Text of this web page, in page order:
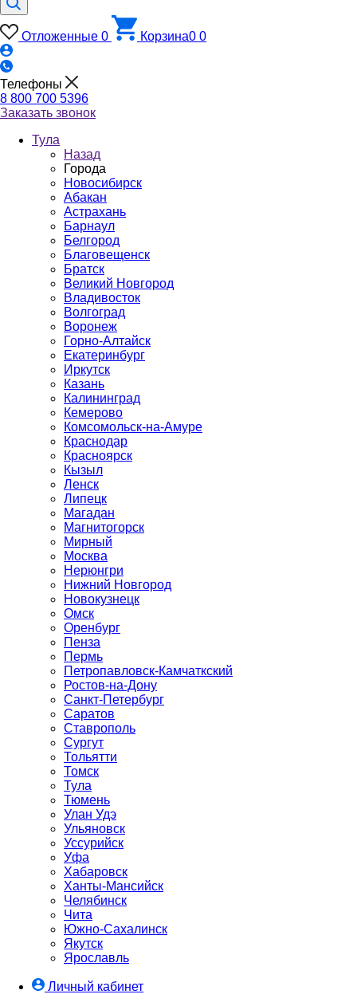
Отложенные 0 Корзина0 0
Телефоны
8 800 700 5396
Заказать звонок
Тула
Назад
Города
Новосибирск
Абакан
Астрахань
Барнаул
Белгород
Благовещенск
Братск
Великий Новгород
Владивосток
Волгоград
Воронеж
Горно-Алтайск
Екатеринбург
Иркутск
Казань
Калининград
Кемерово
Комсомольск-на-Амуре
Краснодар
Красноярск
Кызыл
Ленск
Липецк
Магадан
Магнитогорск
Мирный
Москва
Нерюнгри
Нижний Новгород
Новокузнецк
Омск
Оренбург
Пенза
Пермь
Петропавловск-Камчаткский
Ростов-на-Дону
Санкт-Петербург
Саратов
Ставрополь
Сургут
Тольятти
Томск
Тула
Тюмень
Улан Удэ
Ульяновск
Уссурийск
Уфа
Хабаровск
Ханты-Мансийск
Челябинск
Чита
Южно-Cахалинск
Якутск
Ярославль
Личный кабинет